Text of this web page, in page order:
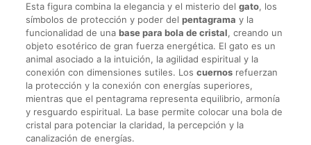
Esta figura combina la elegancia y el misterio del gato, los
símbolos de protección y poder del pentagrama y la
funcionalidad de una base para bola de cristal, creando un
objeto esotérico de gran fuerza energética. El gato es un
animal asociado a la intuición, la agilidad espiritual y la
conexión con dimensiones sutiles. Los cuernosrefuerzan
la protección y la conexión con energías superiores,
mientras que el pentagrama representa equilibrio, armonía
y resguardo espiritual. La base permite colocar una bola de
cristal para potenciar la claridad, la percepción y la
canalización de energías.